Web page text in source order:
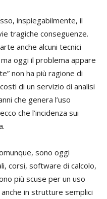
inspiegabilmente, il
tragiche conseguenze.
anche alcuni tecnici
oggi il problema appare
non ha più ragione di
di un servizio di analisi
che genera l’uso
che l’incidenza sui
sono oggi
corsi, software di calcolo,
più scuse per un uso
in strutture semplici